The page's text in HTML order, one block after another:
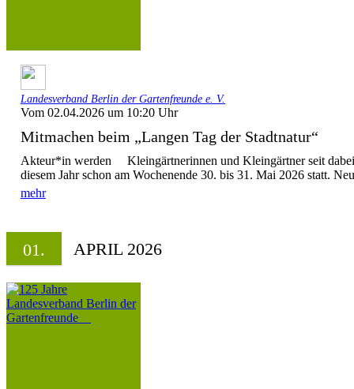
Landesverband Berlin der Gartenfreunde e. V.
Vom 02.04.2026 um 10:20 Uhr
Mitmachen beim „Langen Tag der Stadtnatur“
Akteur*in werden Kleingärtnerinnen und Kleingärtner seit
diesem Jahr schon am Wochenende 30. bis 31. Mai 2026 statt.
mehr
01. APRIL 2026